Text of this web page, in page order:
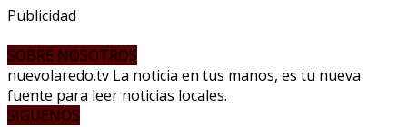
Publicidad
SOBRE NOSOTROS
nuevolaredo.tv La noticia en tus manos, es tu nueva
fuente para leer noticias locales.
SÍGUENOS